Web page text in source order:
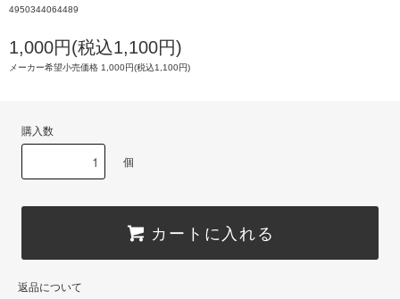
4950344064489
1,000円(税込1,100円)
メーカー希望小売価格 1,000円(税込1,100円)
購入数
個
カートに入れる
返品について